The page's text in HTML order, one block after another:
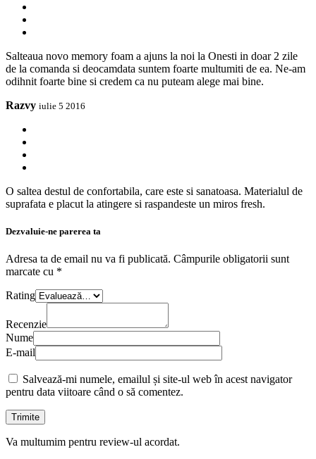
Salteaua novo memory foam a ajuns la noi la Onesti in doar 2 zile
de la comanda si deocamdata suntem foarte multumiti de ea. Ne-am
odihnit foarte bine si credem ca nu puteam alege mai bine.
Razvy iulie 5 2016
O saltea destul de confortabila, care este si sanatoasa. Materialul de
suprafata e placut la atingere si raspandeste un miros fresh.
Dezvaluie-ne parerea ta
Adresa ta de email nu va fi publicată. Câmpurile obligatorii sunt
marcate cu *
Rating
Recenzie
Nume
E-mail
Salvează-mi numele, emailul și site-ul web în acest navigator
pentru data viitoare când o să comentez.
Va multumim pentru review-ul acordat.